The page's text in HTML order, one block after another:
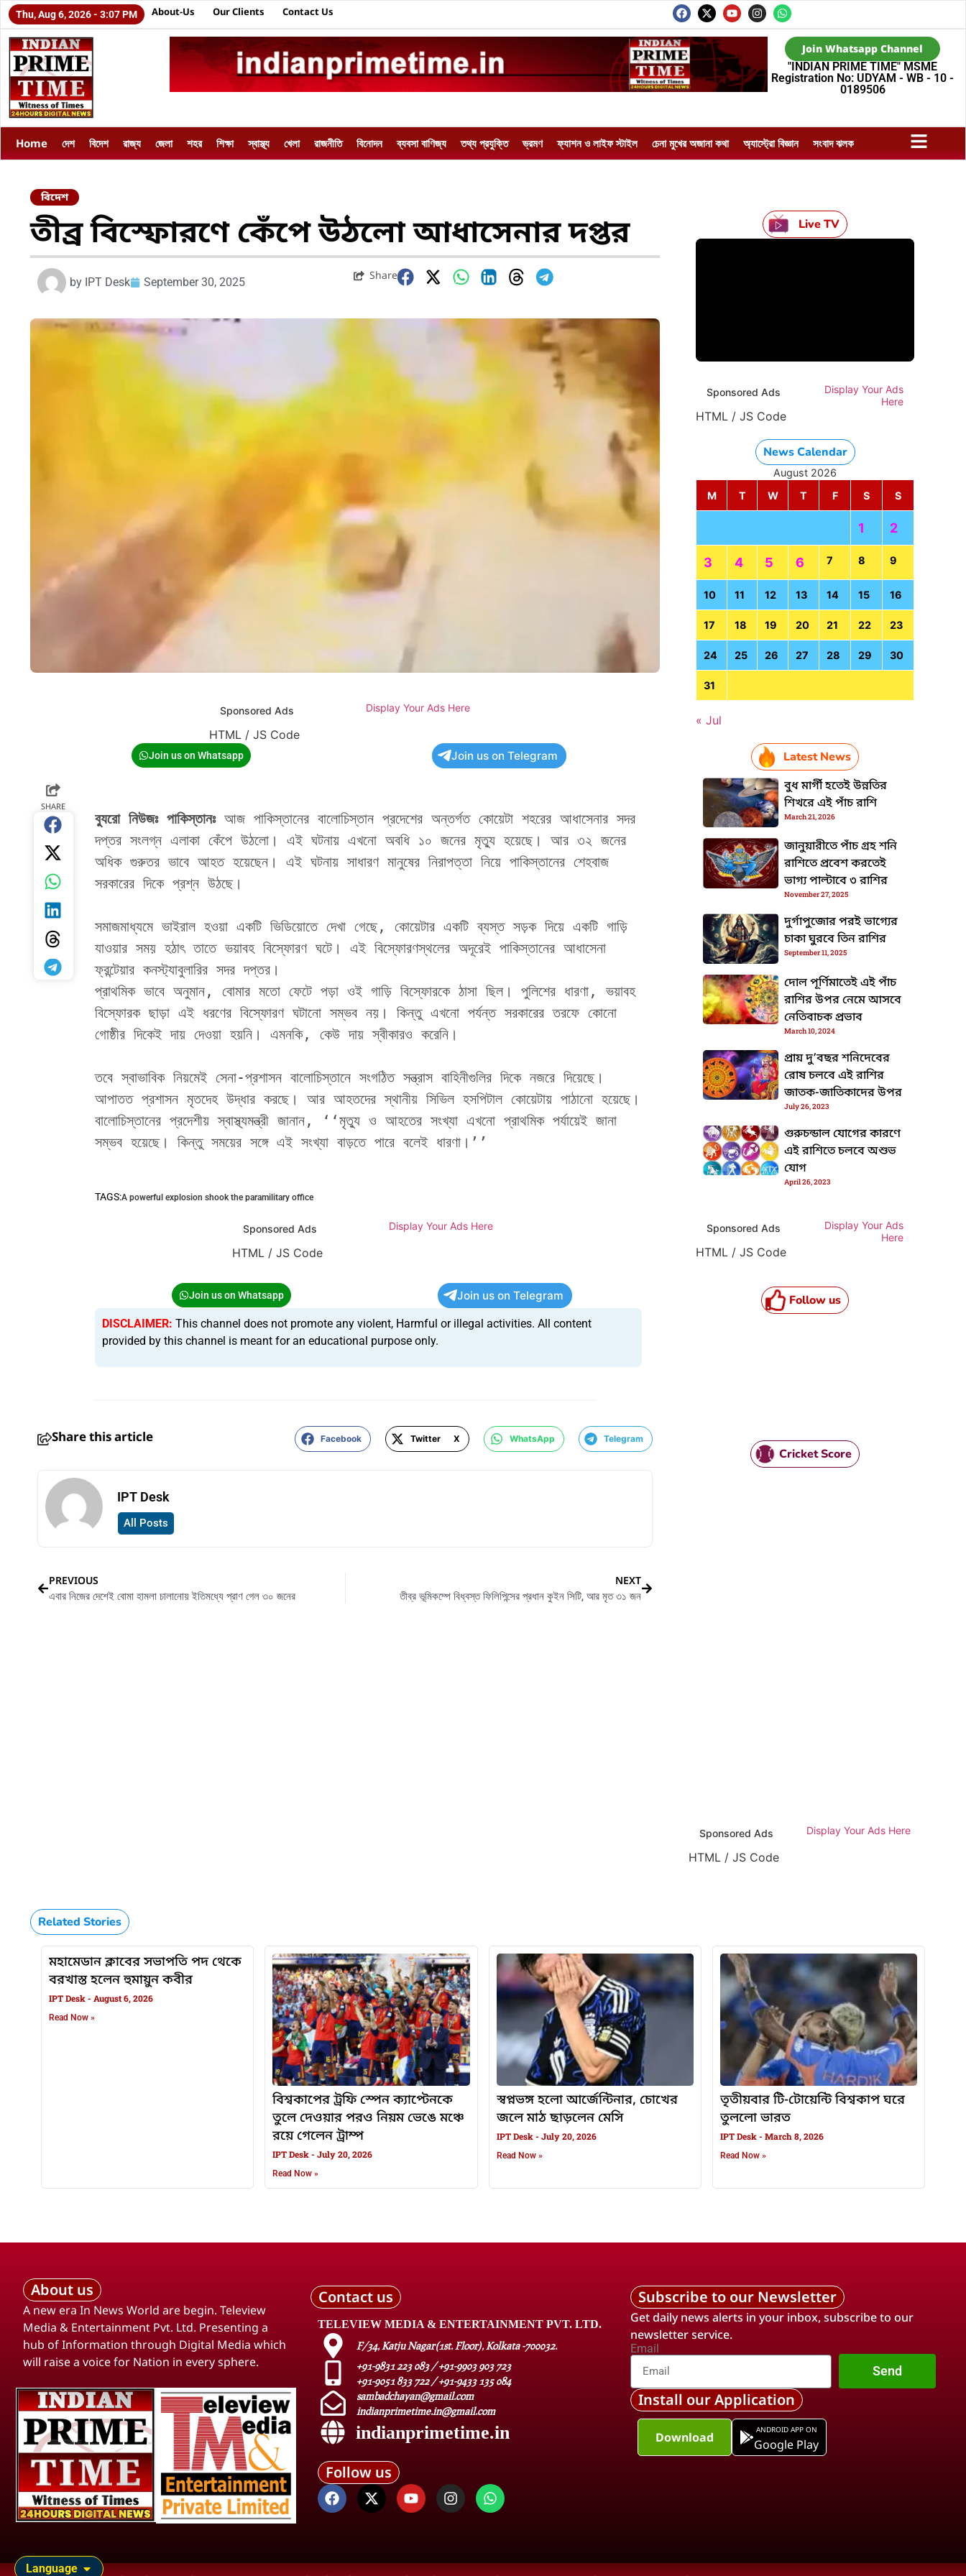
Thu, Aug 6, 2026 - 3:07 PM About-Us Our Clients Contact Us
Join Whatsapp Channel
"INDIAN PRIME TIME" MSME
Registration No: UDYAM - WB - 10 -
0189506
Home দেশ বিদেশ রাজ্য জেলা শহর শিক্ষা স্বাস্থ্য খেলা রাজনীতি বিনোদন ব্যবসা বাণিজ্য তথ্য প্রযুক্তি ভ্রমণ ফ্যাশন ও লাইফ স্টাইল চেনা মুখের অজানা কথা অ্যাস্ট্রো বিজ্ঞান সংবাদ ঝলক
বিদেশ
তীব্র বিস্ফোরণে কেঁপে উঠলো আধাসেনার দপ্তর
by IPT Desk September 30, 2025
Share
Sponsored Ads Display Your Ads Here
HTML / JS Code
Join us on Whatsapp Join us on Telegram
SHARE
ব্যুরো নিউজঃ পাকিস্তানঃ আজ পাকিস্তানের বালোচিস্তান প্রদেশের অন্তর্গত কোয়েটা শহরের আধাসেনার সদর
দপ্তর সংলগ্ন এলাকা কেঁপে উঠলো। এই ঘটনায় এখনো অবধি ১০ জনের মৃত্যু হয়েছে। আর ৩২ জনের
অধিক গুরুতর ভাবে আহত হয়েছেন। এই ঘটনায় সাধারণ মানুষের নিরাপত্তা নিয়ে পাকিস্তানের শেহবাজ
সরকারের দিকে প্রশ্ন উঠছে।
সমাজমাধ্যমে ভাইরাল হওয়া একটি ভিডিয়োতে দেখা গেছে, কোয়েটার একটি ব্যস্ত সড়ক দিয়ে একটি গাড়ি
যাওয়ার সময় হঠাৎ তাতে ভয়াবহ বিস্ফোরণ ঘটে। এই বিস্ফোরণস্থলের অদূরেই পাকিস্তানের আধাসেনা
ফ্রন্টেয়ার কনস্ট্যাবুলারির সদর দপ্তর।
প্রাথমিক ভাবে অনুমান, বোমার মতো ফেটে পড়া ওই গাড়ি বিস্ফোরকে ঠাসা ছিল। পুলিশের ধারণা, ভয়াবহ
বিস্ফোরক ছাড়া এই ধরণের বিস্ফোরণ ঘটানো সম্ভব নয়। কিন্তু এখনো পর্যন্ত সরকারের তরফে কোনো
গোষ্ঠীর দিকেই দায় দেওয়া হয়নি। এমনকি, কেউ দায় স্বীকারও করেনি।
তবে স্বাভাবিক নিয়মেই সেনা-প্রশাসন বালোচিস্তানে সংগঠিত সন্ত্রাস বাহিনীগুলির দিকে নজরে দিয়েছে।
আপাতত প্রশাসন মৃতদেহ উদ্ধার করছে। আর আহতদের স্থানীয় সিভিল হসপিটাল কোয়েটায় পাঠানো হয়েছে।
বালোচিস্তানের প্রদেশীয় স্বাস্থ্যমন্ত্রী জানান, ‘‘মৃত্যু ও আহতের সংখ্যা এখনো প্রাথমিক পর্যায়েই জানা
সম্ভব হয়েছে। কিন্তু সময়ের সঙ্গে এই সংখ্যা বাড়তে পারে বলেই ধারণা।’’
TAGS:A powerful explosion shook the paramilitary office
Sponsored Ads Display Your Ads Here
HTML / JS Code HTML / JS Code
Join us on Whatsapp Join us on Telegram
DISCLAIMER: This channel does not promote any violent, Harmful or illegal activities. All content
provided by this channel is meant for an educational purpose only.
Share this article Facebook Twitter X WhatsApp Telegram
IPT Desk
All Posts
PREVIOUS
এবার নিজের দেশেই বোমা হামলা চালানোয় ইতিমধ্যে প্রাণ গেল ৩০ জনের
NEXT
তীব্র ভূমিকম্পে বিধ্বস্ত ফিলিপিন্সের প্রধান কুইন সিটি, আর মৃত ৩১ জন
Live TV
Sponsored Ads
Display Your Ads
Here
HTML / JS Code HTML / JS Code
News Calendar
August 2026
M
T W T F S S
1 2
3 4 5 6 7 8 9
10 11 12 13 14 15 16
17 18 19 20 21 22 23
24 25 26 27 28 29 30
31
« Jul
Latest News
বুধ মার্গী হতেই উন্নতির
শিখরে এই পাঁচ রাশি
March 21, 2026
জানুয়ারীতে পাঁচ গ্রহ শনি
রাশিতে প্রবেশ করতেই
ভাগ্য পাল্টাবে ৩ রাশির
November 27, 2025
দুর্গাপুজোর পরই ভাগ্যের
চাকা ঘুরবে তিন রাশির
September 11, 2025
দোল পূর্ণিমাতেই এই পাঁচ
রাশির উপর নেমে আসবে
নেতিবাচক প্রভাব
March 10, 2024
প্রায় দু’বছর শনিদেবের
রোষ চলবে এই রাশির
জাতক-জাতিকাদের উপর
July 26, 2023
গুরুচন্ডাল যোগের কারণে
এই রাশিতে চলবে অশুভ
যোগ
April 26, 2023
Sponsored Ads
Display Your Ads
Here
HTML / JS Code HTML / JS Code
Follow us
Cricket Score
Sponsored Ads Display Your Ads Here
HTML / JS Code
Related Stories
মহামেডান ক্লাবের সভাপতি পদ থেকে
বরখাস্ত হলেন হুমায়ুন কবীর
IPT Desk August 6, 2026
Read Now »
বিশ্বকাপের ট্রফি স্পেন ক্যাপ্টেনকে
তুলে দেওয়ার পরও নিয়ম ভেঙে মঞ্চে
রয়ে গেলেন ট্রাম্প
IPT Desk July 20, 2026
Read Now »
স্বপ্নভঙ্গ হলো আর্জেন্টিনার, চোখের
জলে মাঠ ছাড়লেন মেসি
IPT Desk July 20, 2026
Read Now »
তৃতীয়বার টি-টোয়েন্টি বিশ্বকাপ ঘরে
তুললো ভারত
IPT Desk March 8, 2026
Read Now »
Language
About us
A new era In News World are begin. Teleview
Media & Entertainment Pvt. Ltd. Presenting a
hub of Information through Digital Media which
will raise a voice for Nation in every sphere.
Contact us
TELEVIEW MEDIA & ENTERTAINMENT PVT. LTD.
F/34, Katju Nagar(1st. Floor), Kolkata -700032.
+91-9831 223 083 / +91-9903 903 723
+91-9051 833 722 / +91-9433 135 084
sambadchayan@gmail.com
indianprimetime.in@gmail.com
indianprimetime.in
Follow us
Subscribe to our Newsletter
Get daily news alerts in your inbox, subscribe to our
newsletter service.
Email
Send
Install our Application
Download ANDROID APP ON
Google Play